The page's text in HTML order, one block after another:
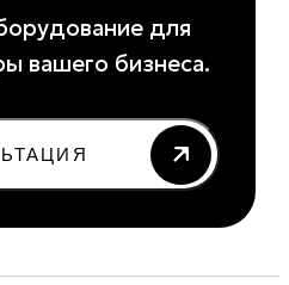
для
вашего бизнеса.